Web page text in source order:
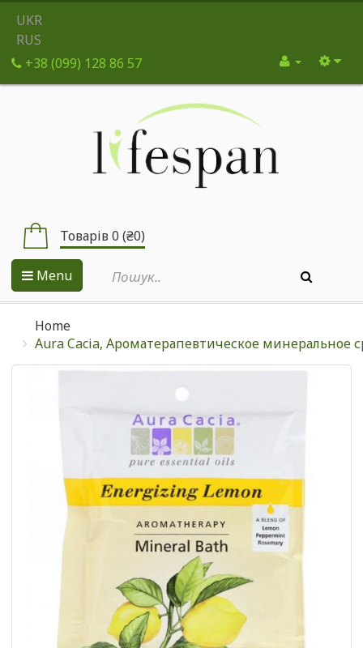
UKR
RUS
+38 (099) 128 86 57
Товарів 0 (₴0)
Menu
Home
Aura Cacia, Ароматерапевтическое